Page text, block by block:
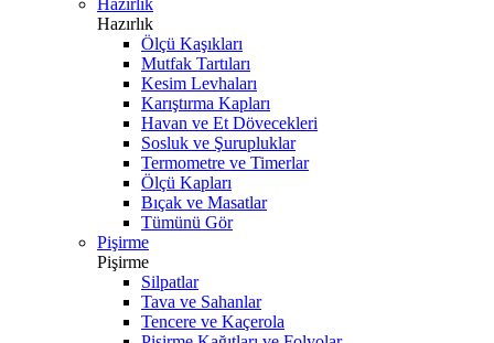
Hazırlık
Hazırlık
Ölçü Kaşıkları
Mutfak Tartıları
Kesim Levhaları
Karıştırma Kapları
Havan ve Et Dövecekleri
Sosluk ve Şurupluklar
Termometre ve Timerlar
Ölçü Kapları
Bıçak ve Masatlar
Tümünü Gör
Pişirme
Pişirme
Silpatlar
Tava ve Sahanlar
Tencere ve Kaçerola